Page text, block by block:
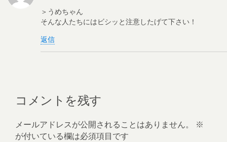
＞うめちゃん
そんな人たちにはビシッと注意したげて下さい！
返信
コメントを残す
メールアドレスが公開されることはありません。
※
が付いている欄は必須項目です